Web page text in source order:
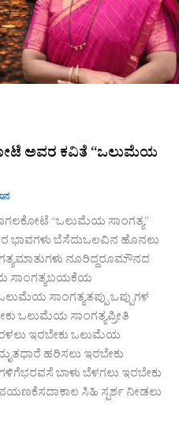
ಅವರ ಕವಿತೆ “ಒಲುಮೆಯ
“ಒಲುಮೆಯ ಸಾಂಗತ್ಯ”
ಭಾವಗಳು ಬೆಸೆದುಒಲವಿನ ಹೊನಲು
ನೂರಿದ್ದರೂಮೌನದ
ಸಾಂಗತ್ಯಬಯಕೆಯ
ಸಾಂಗತ್ಯತಪ್ಪು ಒಪ್ಪುಗಳ
ಒಲುಮೆಯ ಸಾಂಗತ್ಯಪ್ರೀತಿ
ಇರಬೇಕು ಒಲುಮೆಯ
ಹರಿಸಲು ಇರಬೇಕು
ಬಾಳು ಬೆಳಗಲು ಇರಬೇಕು
ಸಿಹಿ ಸ್ಪರ್ಶ ನೀಡಲು